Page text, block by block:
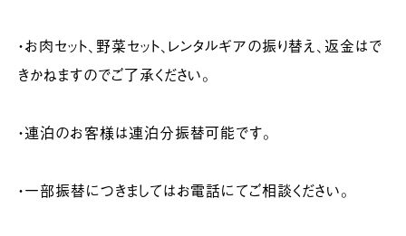
・お肉セット、野菜セット、レンタルギアの振り替え、返金はで
きかねますのでご了承ください。
・連泊のお客様は連泊分振替可能です。
・一部振替につきましてはお電話にてご相談ください。